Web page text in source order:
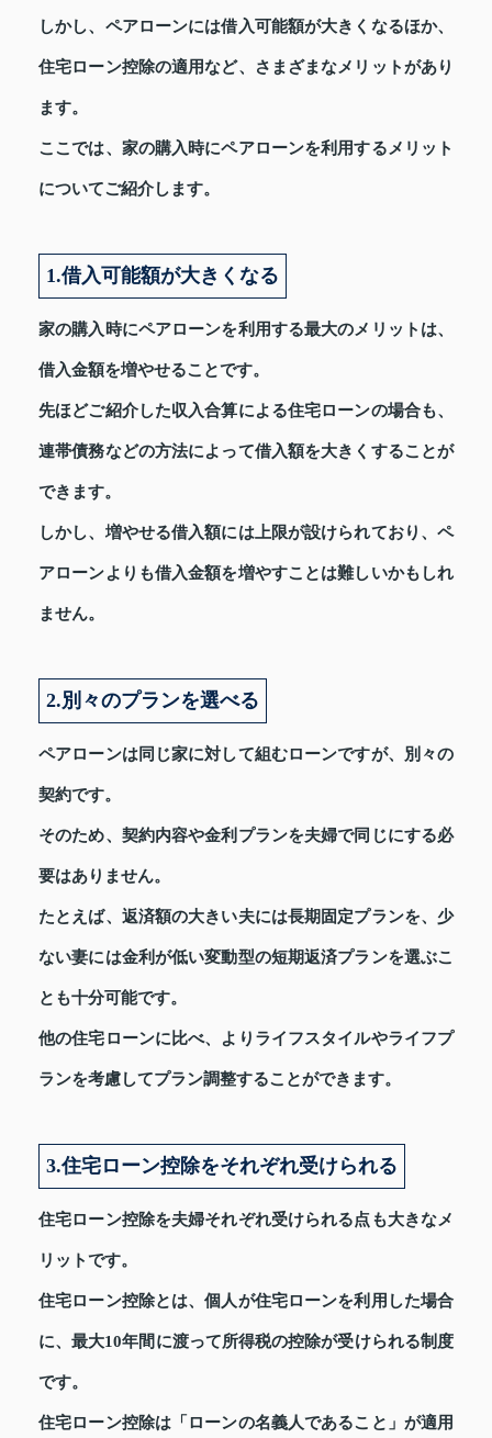
しかし、ペアローンには借入可能額が大きくなるほか、
住宅ローン控除の適用など、さまざまなメリットがあり
ます。
ここでは、家の購入時にペアローンを利用するメリット
についてご紹介します。
1.借入可能額が大きくなる
家の購入時にペアローンを利用する最大のメリットは、
借入金額を増やせることです。
先ほどご紹介した収入合算による住宅ローンの場合も、
連帯債務などの方法によって借入額を大きくすることが
できます。
しかし、増やせる借入額には上限が設けられており、ペ
アローンよりも借入金額を増やすことは難しいかもしれ
ません。
2.別々のプランを選べる
ペアローンは同じ家に対して組むローンですが、別々の
契約です。
そのため、契約内容や金利プランを夫婦で同じにする必
要はありません。
たとえば、返済額の大きい夫には長期固定プランを、少
ない妻には金利が低い変動型の短期返済プランを選ぶこ
とも十分可能です。
他の住宅ローンに比べ、よりライフスタイルやライフプ
ランを考慮してプラン調整することができます。
3.住宅ローン控除をそれぞれ受けられる
住宅ローン控除を夫婦それぞれ受けられる点も大きなメ
リットです。
住宅ローン控除とは、個人が住宅ローンを利用した場合
に、最大10年間に渡って所得税の控除が受けられる制度
です。
住宅ローン控除は「ローンの名義人であること」が適用